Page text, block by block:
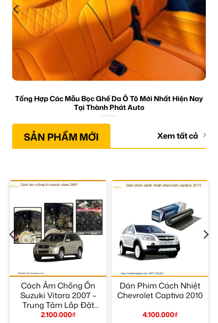
Tổng Hợp Các Mẫu Bọc Ghế Da Ô Tô Mới Nhất Hiện Nay
Tại Thành Phát Auto
SẢN PHẨM MỚI Xem tất cả
Cách Âm Chống Ồn
Suzuki Vitara 2007 –
Trung Tâm Lắp Đặt
Chính Hãng TPHCM
2.100.000₫
Dán Phim Cách Nhiệt
Chevrolet Captiva 2010
4.100.000₫